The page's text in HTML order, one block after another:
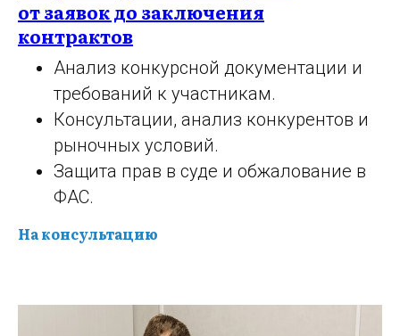
от заявок до заключения
контрактов
Анализ конкурсной документации и
требований к участникам.
Консультации, анализ конкурентов и
рыночных условий.
Защита прав в суде и обжалование в
ФАС.
На консультацию